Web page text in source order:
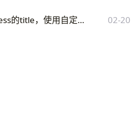
如何更改wordpress的title，使用自定义的字段 02-20